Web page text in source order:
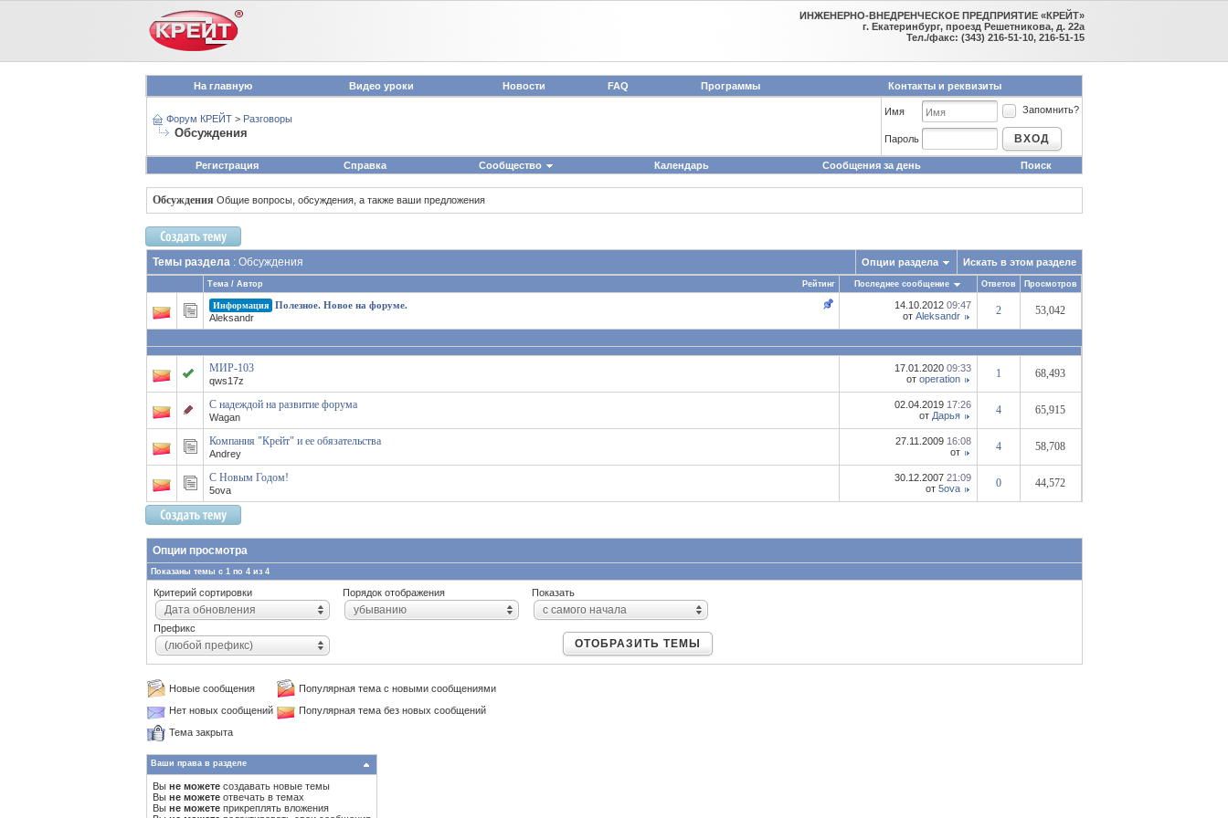
ИНЖЕНЕРНО-ВНЕДРЕНЧЕСКОЕ ПРЕДПРИЯТИЕ «КРЕЙТ»
г. Екатеринбург, проезд Решетникова, д. 22а
Тел./факс: (343) 216-51-10, 216-51-15
На главную Видео уроки Новости FAQ Программы Контакты и реквизиты
Форум КРЕЙТ > Разговоры
Обсуждения
Имя Запомнить?
Пароль ВХОД
Регистрация Справка Сообщество Календарь Сообщения за день Поиск
Обсуждения Общие вопросы, обсуждения, а также ваши предложения
Темы раздела: Обсуждения Опции раздела Искать в этом разделе
Рейтинг
Тема/ Автор Последнее сообщение Ответов Просмотров
Информация
Полезное. Новое на форуме.
Aleksandr
14.10.2012 09:47
от Aleksandr 2 53,042
МИР-103
qws17z
17.01.2020 09:33
от operation 1 68,493
С надеждой на развитие форума
Wagan
02.04.2019 17:26
от Дарья 4 65,915
Компания "Крейт" и ее обязательства
Andrey
27.11.2009 16:08
от
4 58,708
С Новым Годом!
5ova
30.12.2007 21:09
от 5ova 0 44,572
Опции просмотра
Показаны темы с 1 по 4 из 4
Критерий сортировки
Дата обновления
Порядок отображения
убыванию
Показать
с самого начала
Префикс
(любой префикс) ОТОБРАЗИТЬ ТЕМЫ
Новые сообщения
Популярная тема с новыми сообщениями
Нет новых сообщений
Популярная тема без новых сообщений
Тема закрыта
Ваши права в разделе
Вы не можетесоздавать новые темы
Вы не можетеотвечать в темах
Вы не можетеприкреплять вложения